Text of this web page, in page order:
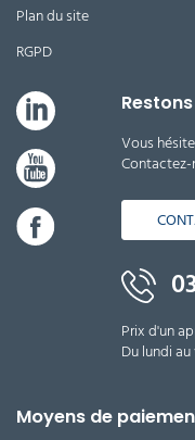
Plan du site
RGPD
Vous
Prix d'un
Du lundi au
Moyens de